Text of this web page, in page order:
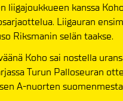
liigajoukkueen kanssa
Liigauran
Riksmanin selän taakse.
Koho sai nostella
Turun Palloseuran
A-nuorten